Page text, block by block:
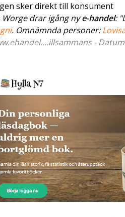
sker direkt till konsument
Worge drar igång nye-handel:
. Omnämnda personer:
-